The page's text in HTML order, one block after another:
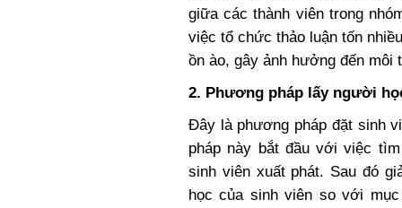
giữa các thành viên trong
việc tổ chức thảo luận tốn
ồn ào, gây ảnh hưởng đến
2. Phương pháp lấy người
Đây là phương pháp đặt sinh
pháp này bắt đầu với việc
sinh viên xuất phát. Sau đó
học của sinh viên so với